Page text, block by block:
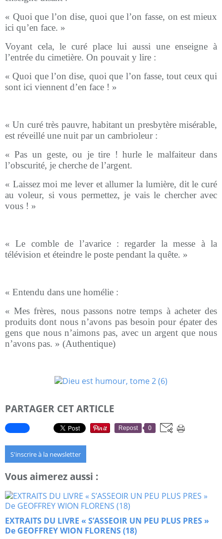
« Quoi que l’on dise, quoi que l’on fasse, on est mieux
ici qu’en face. »
Voyant cela, le curé place lui aussi une enseigne à
l’entrée du cimetière. On pouvait y lire :
« Quoi que l’on dise, quoi que l’on fasse, tout ceux qui
sont ici viennent d’en face ! »
« Un curé très pauvre, habitant un presbytère misérable,
est réveillé une nuit par un cambrioleur :
« Pas un geste, ou je tire ! hurle le malfaiteur dans
l’obscurité, je cherche de l’argent.
« Laissez moi me lever et allumer la lumière, dit le curé
au voleur, si vous permettez, je vais le chercher avec
vous ! »
« Le comble de l’avarice : regarder la messe à la
télévision et éteindre le poste pendant la quête. »
« Entendu dans une homélie :
« Mes frères, nous passons notre temps à acheter des
produits dont nous n’avons pas besoin pour épater des
gens que nous n’aimons pas, avec un argent que nous
n’avons pas. » (Authentique)
PARTAGER CET ARTICLE
Repost 0
S'inscrire à la newsletter
Vous aimerez aussi :
EXTRAITS DU LIVRE « S’ASSEOIR UN PEU PLUS PRES »
De GEOFFREY WION FLORENS (18)